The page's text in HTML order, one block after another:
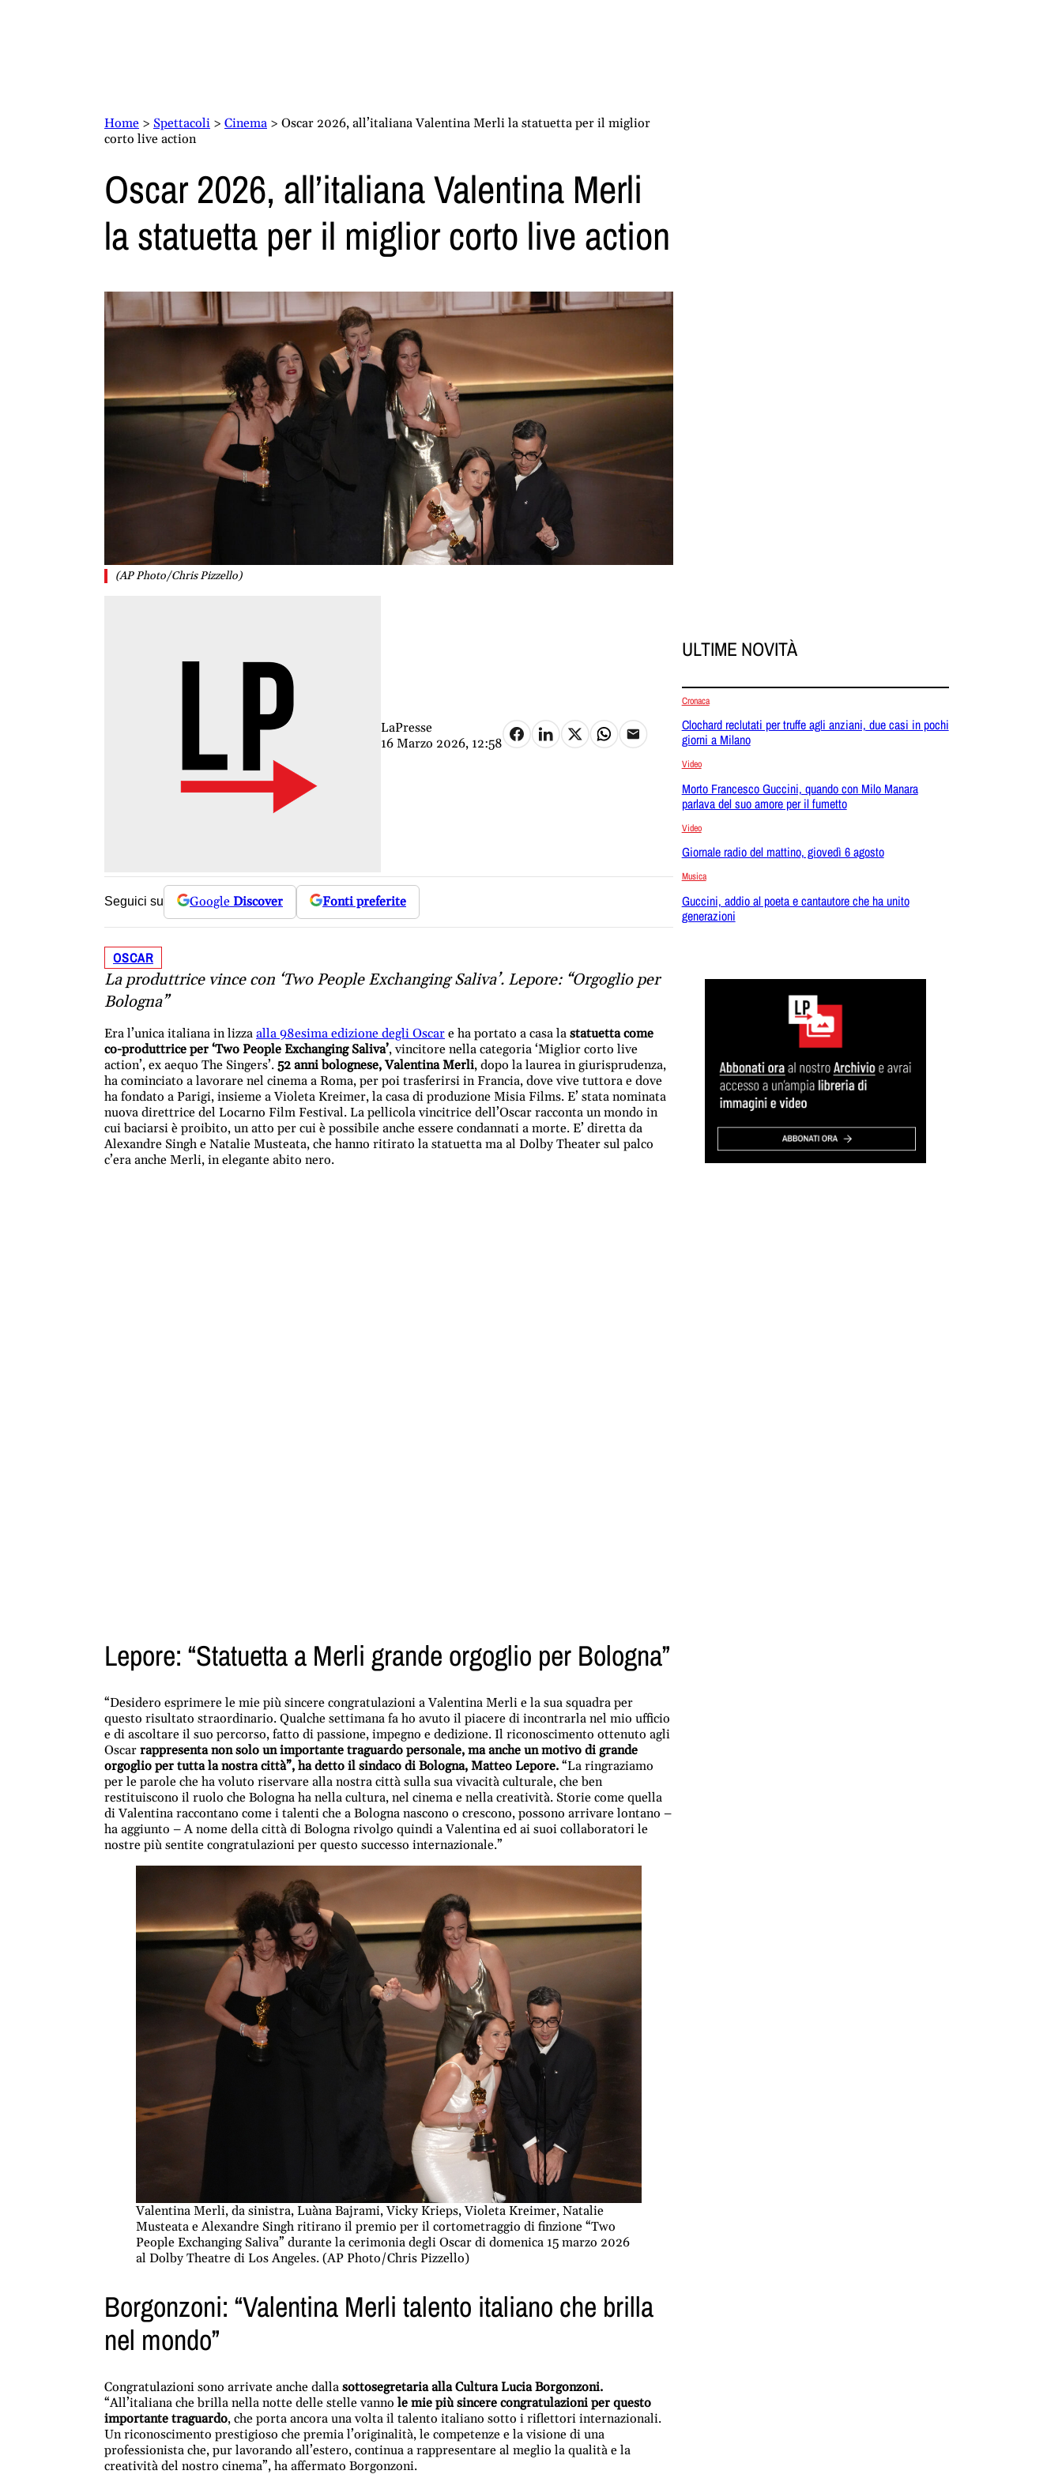
Home > Spettacoli > Cinema > Oscar 2026, all’italiana Valentina Merli la statuetta per il miglior
corto live action
Oscar 2026, all’italiana Valentina Merli
la statuetta per il miglior corto live action
(AP Photo/Chris Pizzello)
LaPresse
16 Marzo 2026, 12:58
Seguici su Google Discover Fonti preferite
OSCAR
La produttrice vince con ‘Two People Exchanging Saliva’. Lepore: “Orgoglio per
Bologna”
Era l’unica italiana in lizza alla 98esima edizione degli Oscar e ha portato a casa la statuetta come
co-produttrice per ‘Two People Exchanging Saliva’, vincitore nella categoria ‘Miglior corto live
action’, ex aequo The Singers’. 52 anni bolognese, Valentina Merli, dopo la laurea in giurisprudenza,
ha cominciato a lavorare nel cinema a Roma, per poi trasferirsi in Francia, dove vive tuttora e dove
ha fondato a Parigi, insieme a Violeta Kreimer, la casa di produzione Misia Films. E’ stata nominata
nuova direttrice del Locarno Film Festival. La pellicola vincitrice dell’Oscar racconta un mondo in
cui baciarsi è proibito, un atto per cui è possibile anche essere condannati a morte. E’ diretta da
Alexandre Singh e Natalie Musteata, che hanno ritirato la statuetta ma al Dolby Theater sul palco
c’era anche Merli, in elegante abito nero.
Lepore: “Statuetta a Merli grande orgoglio per Bologna”
“Desidero esprimere le mie più sincere congratulazioni a Valentina Merli e la sua squadra per
questo risultato straordinario. Qualche settimana fa ho avuto il piacere di incontrarla nel mio ufficio
e di ascoltare il suo percorso, fatto di passione, impegno e dedizione. Il riconoscimento ottenuto agli
Oscar rappresenta non solo un importante traguardo personale, ma anche un motivo di grande
orgoglio per tutta la nostra città”, ha detto il sindaco di Bologna, Matteo Lepore. “La ringraziamo
per le parole che ha voluto riservare alla nostra città sulla sua vivacità culturale, che ben
restituiscono il ruolo che Bologna ha nella cultura, nel cinema e nella creatività. Storie come quella
di Valentina raccontano come i talenti che a Bologna nascono o crescono, possono arrivare lontano –
ha aggiunto – A nome della città di Bologna rivolgo quindi a Valentina ed ai suoi collaboratori le
nostre più sentite congratulazioni per questo successo internazionale.”
Valentina Merli, da sinistra, Luàna Bajrami, Vicky Krieps, Violeta Kreimer, Natalie
Musteata e Alexandre Singh ritirano il premio per il cortometraggio di finzione “Two
People Exchanging Saliva” durante la cerimonia degli Oscar di domenica 15 marzo 2026
al Dolby Theatre di Los Angeles. (AP Photo/Chris Pizzello)
Borgonzoni: “Valentina Merli talento italiano che brilla
nel mondo”
Congratulazioni sono arrivate anche dalla sottosegretaria alla Cultura Lucia Borgonzoni.
“All’italiana che brilla nella notte delle stelle vanno le mie più sincere congratulazioni per questo
importante traguardo, che porta ancora una volta il talento italiano sotto i riflettori internazionali.
Un riconoscimento prestigioso che premia l’originalità, le competenze e la visione di una
professionista che, pur lavorando all’estero, continua a rappresentare al meglio la qualità e la
creatività del nostro cinema”, ha affermato Borgonzoni.
ULTIME NOVITÀ
Cronaca
Clochard reclutati per truffe agli anziani, due casi in pochi
giorni a Milano
Video
Morto Francesco Guccini, quando con Milo Manara
parlava del suo amore per il fumetto
Video
Giornale radio del mattino, giovedì 6 agosto
Musica
Guccini, addio al poeta e cantautore che ha unito
generazioni